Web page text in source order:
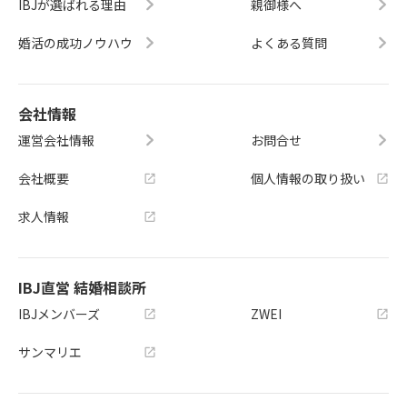
IBJが選ばれる理由
婚活の成功ノウハウ
親御様へ
よくある質問
会社情報
運営会社情報
会社概要
求人情報
お問合せ
個人情報の取り扱い
IBJ直営 結婚相談所
IBJメンバーズ
サンマリエ
ZWEI